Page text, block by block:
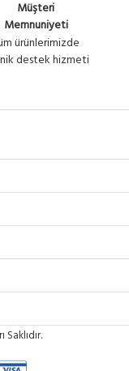
Müşteri
Memnuniyeti
ürünlerimizde
destek hizmeti